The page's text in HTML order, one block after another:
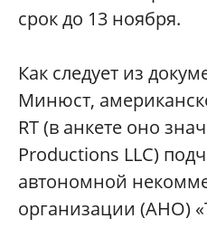
срок до 13 ноября.
Как следует из
Минюст,
RT (в анкете оно
Productions LLC)
автономной
организации (АНО)